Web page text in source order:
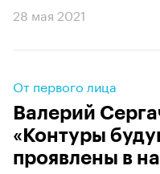
28 мая 2021
От первого лица
Валерий
«Контуры
проявлены в